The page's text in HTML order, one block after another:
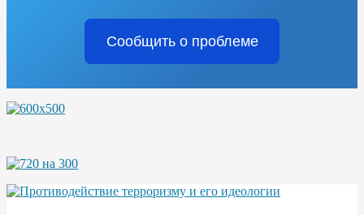
Сообщить о проблеме